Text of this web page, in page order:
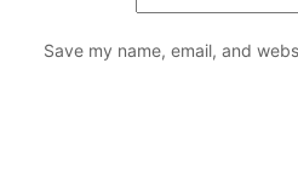
Save my name, email, and